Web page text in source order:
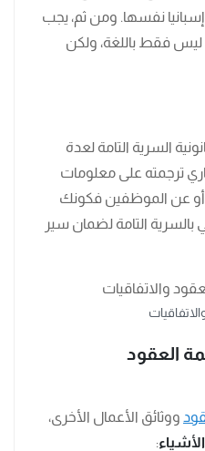
نفسها. ومن ثم، يجب
ليس فقط باللغة، ولكن
السرية التامة لعدة
ترجمته على معلومات
أو عن الموظفين فكونك
بالسرية التامة لضمان سير
العقود
ووثائق الأعمال الأخرى،
: